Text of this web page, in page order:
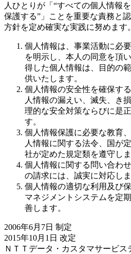
人ひとりが「“すべての個人情報
保護する”」ことを重要な責務と
方針を定め確実な実践に努めます。
個人情報は、事業活動に必
を明示し、本人の同意を頂
得した個人情報は、目的の
供いたします。
個人情報の安全性を確保す
人情報の漏えい、滅失、き
理的な安全対策ならびに是
す。
個人情報保護に必要な教育
人情報に関する法令、国が
社が定めた規定類を遵守しま
個人情報に関する問い合わ
の請求には、誠実に対応しま
個人情報の適切な利用及び
マネジメントシステムを定
善します。
2006年6月7日 制定
2015年10月1日 改定
ＮＴＴデータ・カスタマサービス